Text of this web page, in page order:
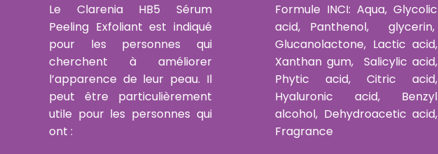
Le Clarenia HB5 Sérum
Peeling Exfoliant est indiqué
pour les personnes qui
cherchent à améliorer
l’apparence de leur peau. Il
peut être particulièrement
utile pour les personnes qui
ont :
Formule INCI: Aqua, Glycolic
acid, Panthenol, glycerin,
Glucanolactone, Lactic acid,
Xanthan gum, Salicylic acid,
Phytic acid, Citric acid,
Hyaluronic acid, Benzyl
alcohol, Dehydroacetic acid,
Fragrance